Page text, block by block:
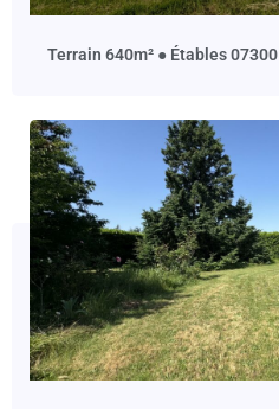
terrain 640m² ● Étables 07300